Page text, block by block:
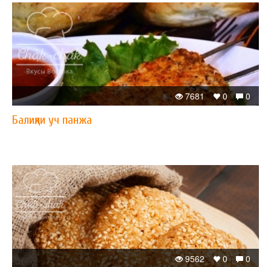
0
0
7681
Балиқли уч панжа
0
0
9562